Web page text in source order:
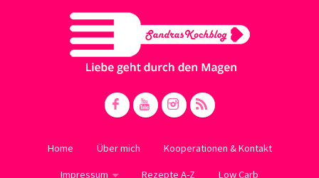
Home Über mich Kooperationen & Kontakt
Impressum Rezepte A-Z Low Carb